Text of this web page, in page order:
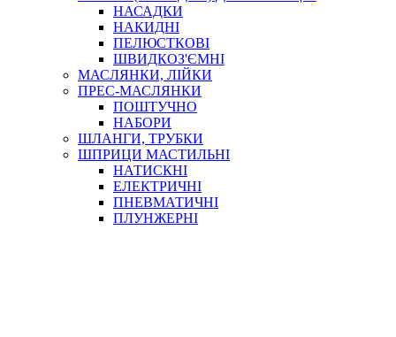
НАСАДКИ
НАКИДНІ
ПЕЛЮСТКОВІ
ШВИДКОЗ'ЄМНІ
МАСЛЯНКИ, ЛІЙКИ
ПРЕС-МАСЛЯНКИ
ПОШТУЧНО
НАБОРИ
ШЛАНГИ, ТРУБКИ
ШПРИЦИ МАСТИЛЬНІ
НАТИСКНІ
ЕЛЕКТРИЧНІ
ПНЕВМАТИЧНІ
ПЛУНЖЕРНІ